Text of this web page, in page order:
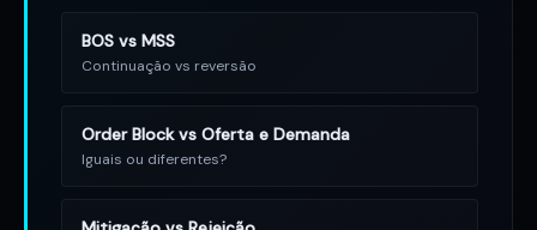
BOS vs MSS
Continuação vs reversão
Order Block vs Oferta e Demanda
Iguais ou diferentes?